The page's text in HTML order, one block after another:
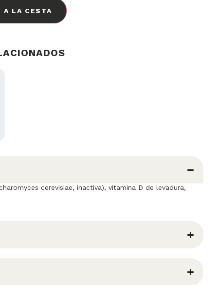
A LA CESTA
cerevisiae, inactiva), vitamina D de levadura,